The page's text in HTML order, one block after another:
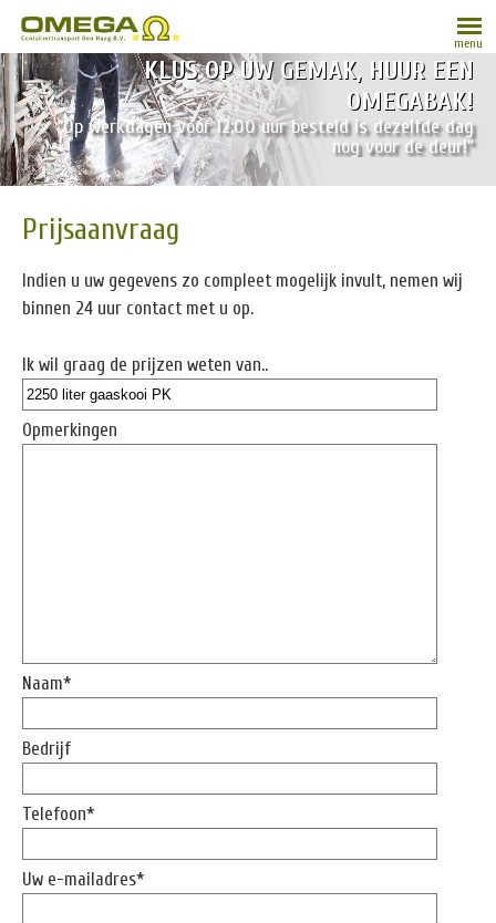
menu
KLUS OP UW GEMAK, HUUR EEN
OMEGABAK!
“Op werkdagen vóór 12:00 uur besteld is dezelfde dag
nog voor de deur!”
Prijsaanvraag
Indien u uw gegevens zo compleet mogelijk invult, nemen wij
binnen 24 uur contact met u op.
Ik wil graag de prijzen weten van..
Opmerkingen
Naam*
Bedrijf
Telefoon*
Uw e-mailadres*